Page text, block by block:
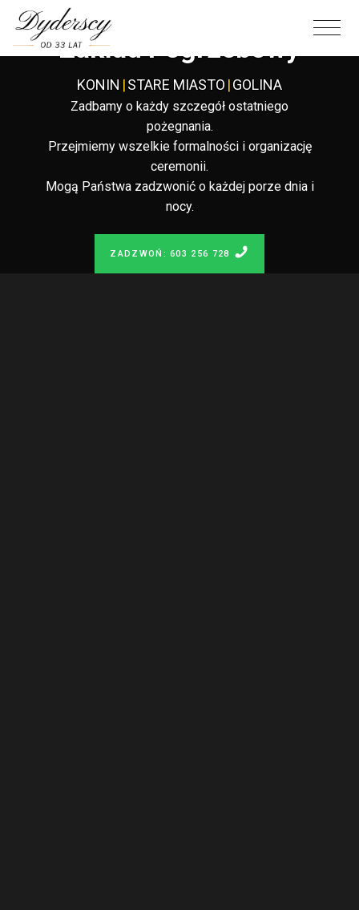
Całodobowy
Zakład Pogrzebowy
KONIN |STARE MIASTO |GOLINA
Zadbamy o każdy szczegół ostatniego
pożegnania.
Przejmiemy wszelkie formalności i organizację
ceremonii.
Mogą Państwa zadzwonić o każdej porze dnia i
nocy.
ZADZWOŃ: 603 256 728